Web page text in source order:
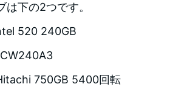
は下の2つです。
520 240GB
750GB 5400回転